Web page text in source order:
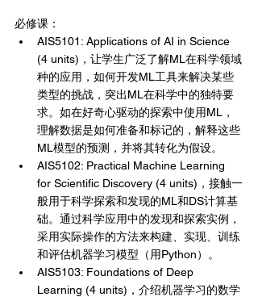
必修课：
AIS5101: Applications of AI in Science
(4 units)，让学生广泛了解ML在科学领域
种的应用，如何开发ML工具来解决某些
类型的挑战，突出ML在科学中的独特要
求。如在好奇心驱动的探索中使用ML，
理解数据是如何准备和标记的，解释这些
ML模型的预测，并将其转化为假设。
AIS5102: Practical Machine Learning
for Scientific Discovery (4 units)，接触一
般用于科学探索和发现的ML和DS计算基
础。通过科学应用中的发现和探索实例，
采用实际操作的方法来构建、实现、训练
和评估机器学习模型（用Python）。
AIS5103: Foundations of Deep
Learning (4 units)，介绍机器学习的数学